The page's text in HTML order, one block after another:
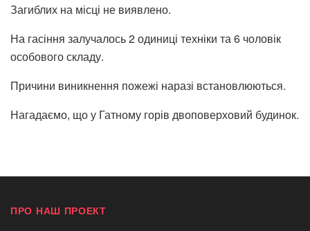
Загиблих на місці не виявлено.
На гасіння залучалось 2 одиниці техніки та 6 чоловік
особового складу.
Причини виникнення пожежі наразі встановлюються.
Нагадаємо, що у Гатному горів двоповерховий будинок.
ПРО НАШ ПРОЕКТ